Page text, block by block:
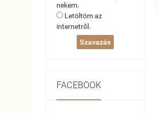
nekem.
Letöltöm az
internetről.
FACEBOOK